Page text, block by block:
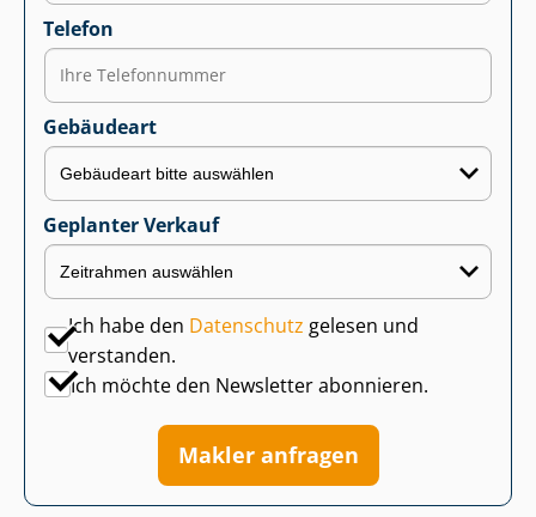
Telefon
Gebäudeart
Geplanter Verkauf
Ich habe den Datenschutz gelesen und
verstanden.
Ich möchte den Newsletter abonnieren.
Makler anfragen